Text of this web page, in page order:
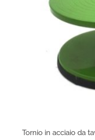
Tornio in acciaio da